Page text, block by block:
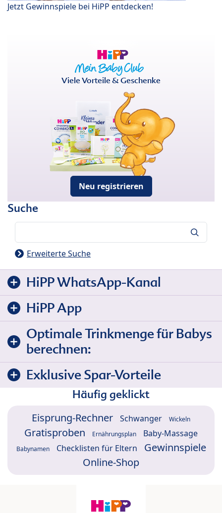
Jetzt Gewinnspiele bei HiPP entdecken!
Viele Vorteile & Geschenke
Neu registrieren
Suche
Erweiterte Suche
HiPP WhatsApp-Kanal
HiPP App
Optimale Trinkmenge für Babys
berechnen:
Exklusive Spar-Vorteile
Häufig geklickt
Eisprung-Rechner Schwanger Wickeln
Gratisproben Ernährungsplan Baby-Massage
Babynamen Checklisten für Eltern
Gewinnspiele
Online-Shop